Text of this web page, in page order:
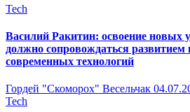
Tech
Василий Ракитин: освоение новых
должно сопровождаться развитием
современных технологий
Гордей "Скоморох" Весельчак
Tech